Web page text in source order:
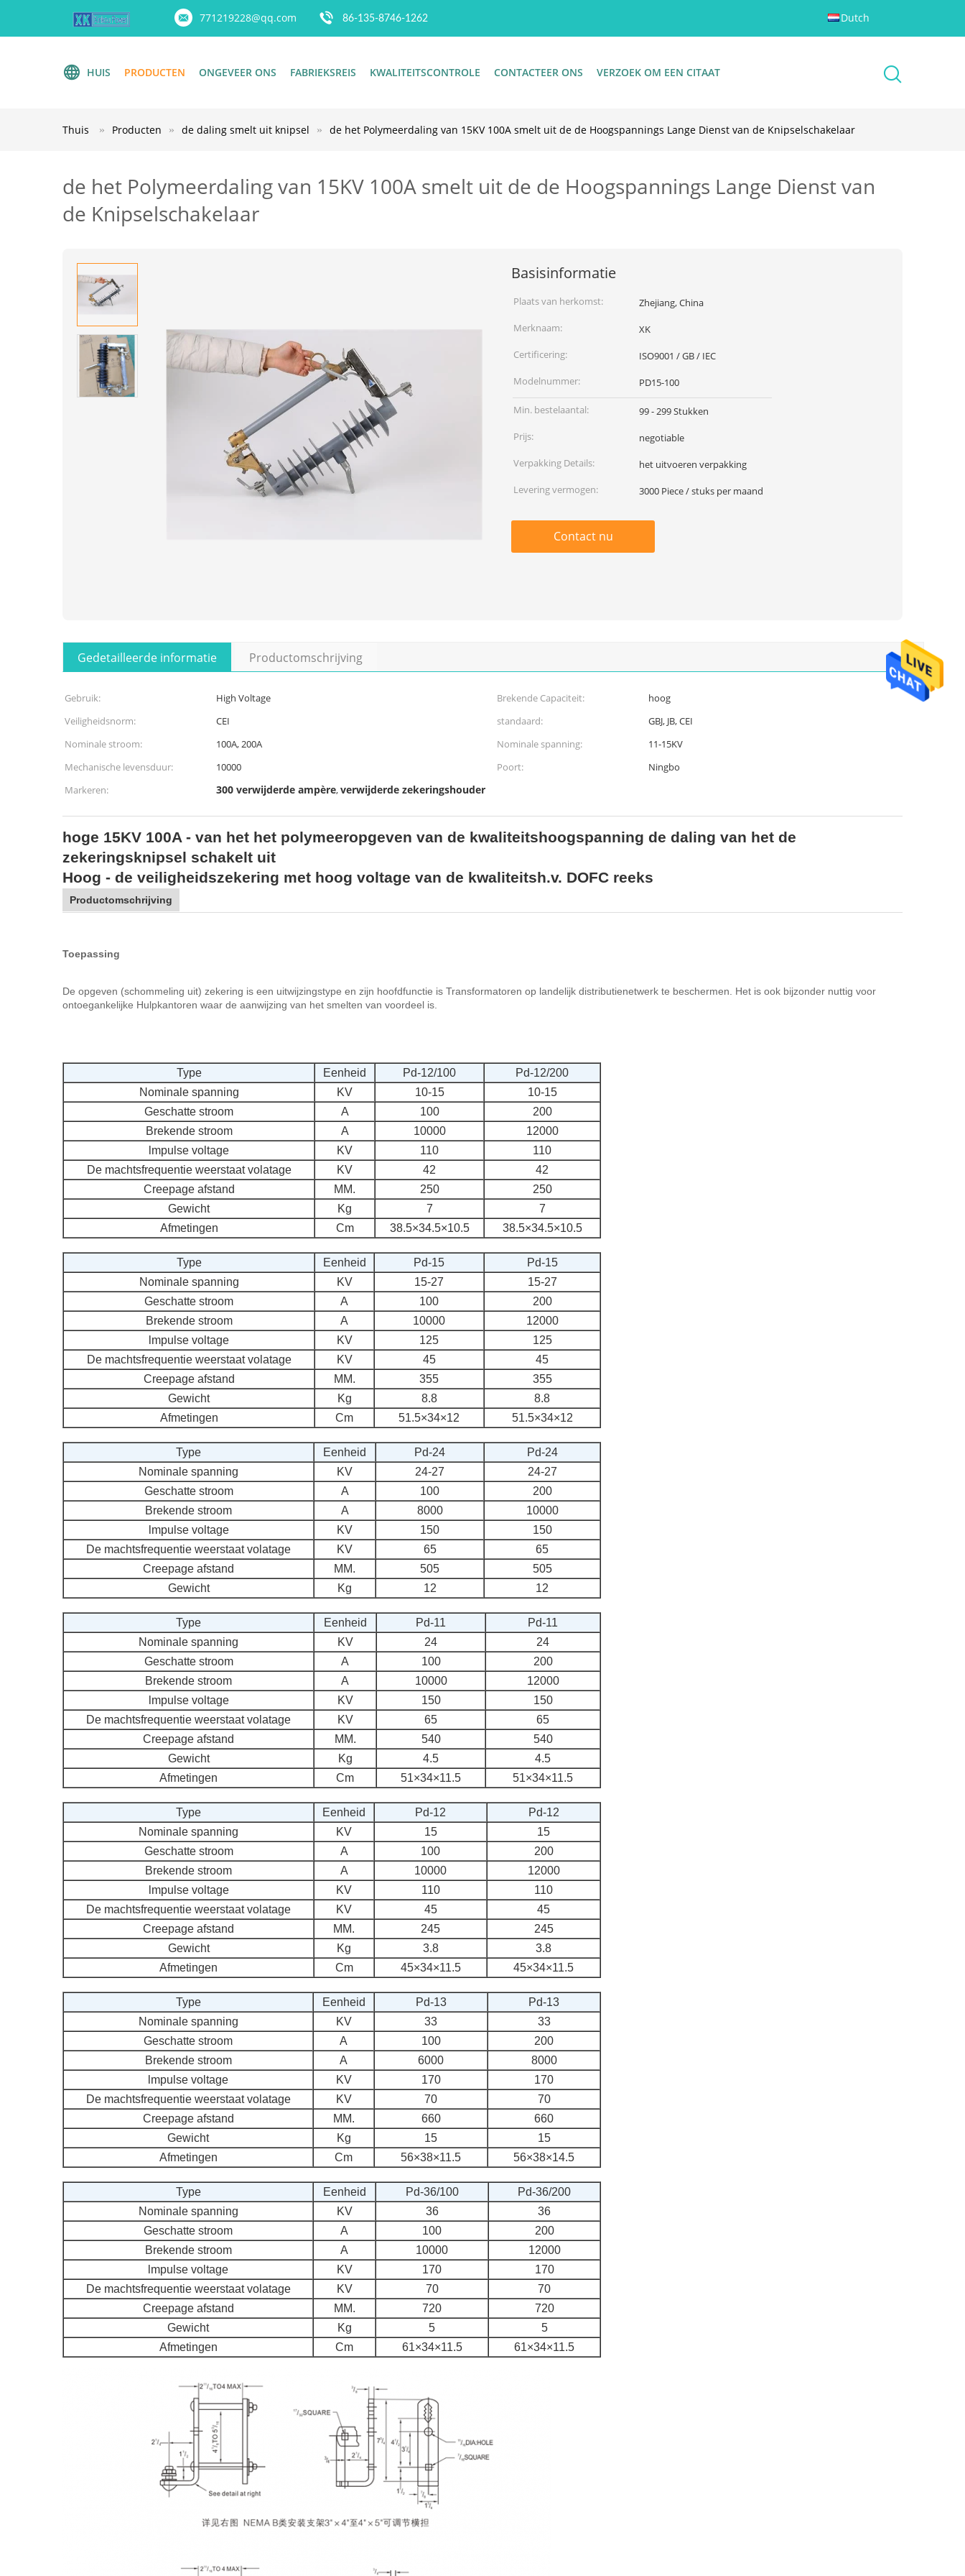
771219228@qq.com 86-135-8746-1262 Dutch
HUIS PRODUCTEN ONGEVEER ONS FABRIEKSREIS KWALITEITSCONTROLE CONTACTEER ONS VERZOEK OM EEN CITAAT
Thuis Producten de daling smelt uit knipsel de het Polymeerdaling van 15KV 100A smelt uit de de Hoogspannings Lange Dienst van de Knipselschakelaar
de het Polymeerdaling van 15KV 100A smelt uit de de Hoogspannings Lange Dienst van
de Knipselschakelaar
Basisinformatie
Plaats van herkomst:
Zhejiang, China
Merknaam:
XK
Certificering:
ISO9001 / GB / IEC
Modelnummer:
PD15-100
Min. bestelaantal:
99 - 299 Stukken
Prijs:
negotiable
Verpakking Details:
het uitvoeren verpakking
Levering vermogen:
3000 Piece / stuks per maand
Contact nu
Gedetailleerde informatie Productomschrijving
Gebruik: High Voltage Brekende Capaciteit:
hoog
Veiligheidsnorm:
CEI standaard:
GBJ, JB, CEI
Nominale stroom:
100A, 200A Nominale spanning:
11-15KV
Mechanische levensduur:
10000 Poort:
Ningbo
Markeren:
300 verwijderde ampère,verwijderde zekeringshouder
hoge 15KV 100A - van het het polymeeropgeven van de kwaliteitshoogspanning de daling van het de
zekeringsknipsel schakelt uit
Hoog - de veiligheidszekering met hoog voltage van de kwaliteitsh.v. DOFC reeks
Productomschrijving
Toepassing
De opgeven (schommeling uit) zekering is een uitwijzingstype en zijn hoofdfunctie is Transformatoren op landelijk distributienetwerk te beschermen. Het is ook bijzonder nuttig voor
ontoegankelijke Hulpkantoren waar de aanwijzing van het smelten van voordeel is.
Type Eenheid Pd-12/100
Pd-12/200
Nominale spanning
KV 10-15
10-15
Geschatte stroom
A 100
200
Brekende stroom
A 10000
12000
lmpulse voltage
KV 110
110
De machtsfrequentie weerstaat volatage
KV 42
42
Creepage afstand
MM. 250
250
Gewicht
Kg 7
7
Afmetingen
Cm 38.5×34.5×10.5 38.5×34.5×10.5
Type Eenheid Pd-15
Pd-15
Nominale spanning
KV 15-27
15-27
Geschatte stroom
A 100
200
Brekende stroom
A 10000
12000
lmpulse voltage
KV 125
125
De machtsfrequentie weerstaat volatage
KV 45
45
Creepage afstand
MM. 355
355
Gewicht
Kg 8.8
8.8
Afmetingen
Cm 51.5×34×12 51.5×34×12
Type Eenheid Pd-24
Pd-24
Nominale spanning
KV 24-27
24-27
Geschatte stroom
A 100
200
Brekende stroom
A 8000
10000
lmpulse voltage
KV 150
150
De machtsfrequentie weerstaat volatage
KV 65
65
Creepage afstand
MM. 505
505
Gewicht
Kg 12 12
Type Eenheid Pd-11
Pd-11
Nominale spanning
KV 24
24
Geschatte stroom
A 100
200
Brekende stroom
A 10000
12000
lmpulse voltage
KV 150
150
De machtsfrequentie weerstaat volatage
KV 65
65
Creepage afstand
MM. 540
540
Gewicht
Kg 4.5
4.5
Afmetingen
Cm 51×34×11.5 51×34×11.5
Type Eenheid Pd-12
Pd-12
Nominale spanning
KV 15
15
Geschatte stroom
A 100
200
Brekende stroom
A 10000
12000
lmpulse voltage
KV 110
110
De machtsfrequentie weerstaat volatage
KV 45
45
Creepage afstand
MM. 245
245
Gewicht
Kg 3.8
3.8
Afmetingen
Cm 45×34×11.5 45×34×11.5
Type Eenheid Pd-13
Pd-13
Nominale spanning
KV 33
33
Geschatte stroom
A 100
200
Brekende stroom
A 6000
8000
lmpulse voltage
KV 170
170
De machtsfrequentie weerstaat volatage
KV 70
70
Creepage afstand
MM. 660
660
Gewicht
Kg 15
15
Afmetingen
Cm 56×38×11.5 56×38×14.5
Type Eenheid Pd-36/100
Pd-36/200
Nominale spanning
KV 36
36
Geschatte stroom
A 100
200
Brekende stroom
A 10000
12000
lmpulse voltage
KV 170
170
De machtsfrequentie weerstaat volatage
KV 70
70
Creepage afstand
MM. 720
720
Gewicht
Kg 5
5
Afmetingen
Cm 61×34×11.5 61×34×11.5